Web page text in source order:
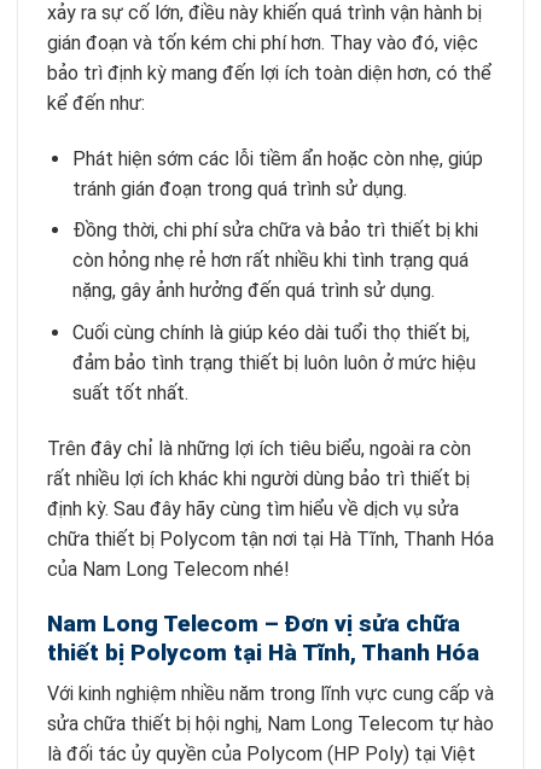
xảy ra sự cố lớn, điều này khiến quá trình vận hành bị
gián đoạn và tốn kém chi phí hơn. Thay vào đó, việc
bảo trì định kỳ mang đến lợi ích toàn diện hơn, có thể
kể đến như:
Phát hiện sớm các lỗi tiềm ẩn hoặc còn nhẹ, giúp
tránh gián đoạn trong quá trình sử dụng.
Đồng thời, chi phí sửa chữa và bảo trì thiết bị khi
còn hỏng nhẹ rẻ hơn rất nhiều khi tình trạng quá
nặng, gây ảnh hưởng đến quá trình sử dụng.
Cuối cùng chính là giúp kéo dài tuổi thọ thiết bị,
đảm bảo tình trạng thiết bị luôn luôn ở mức hiệu
suất tốt nhất.
Trên đây chỉ là những lợi ích tiêu biểu, ngoài ra còn
rất nhiều lợi ích khác khi người dùng bảo trì thiết bị
định kỳ. Sau đây hãy cùng tìm hiểu về dịch vụ sửa
chữa thiết bị Polycom tận nơi tại Hà Tĩnh, Thanh Hóa
của Nam Long Telecom nhé!
Nam Long Telecom – Đơn vị sửa chữa
thiết bị Polycom tại Hà Tĩnh, Thanh Hóa
Với kinh nghiệm nhiều năm trong lĩnh vực cung cấp và
sửa chữa thiết bị hội nghị, Nam Long Telecom tự hào
là đối tác ủy quyền của Polycom (HP Poly) tại Việt